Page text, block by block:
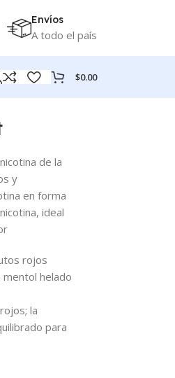
Envíos
A todo el país
$0.00
de la
y
en forma
ideal
rojos
helado
la
para